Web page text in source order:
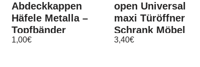
Abdeckkappen
Häfele Metalla –
Topfbänder
Scharniere
1,00€
open Universal
maxi Türöffner
Schrank Möbel
grifflose Front
3,40€